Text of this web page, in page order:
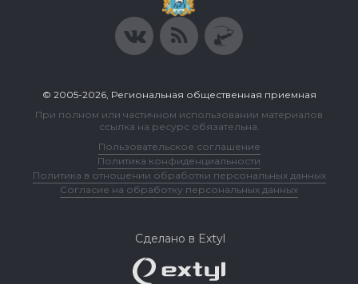
© 2005-2026, Региональная общественная приемная
При полном или частичном использовании материалов
ссылка на ресурс обязательна.
Пользовательское соглашение
Политика конфиденциальности
Политика в отношении обработки персональных данных
Согласие на обработку персональных данных
Сделано в Extyl